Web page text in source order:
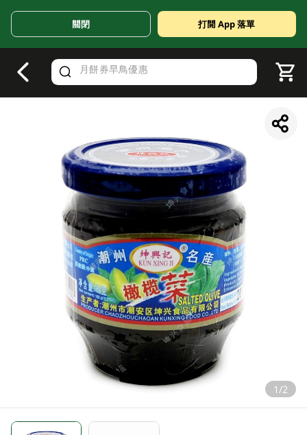
Valid Until 30 June 2026
關閉 打開 App 落單
1/2